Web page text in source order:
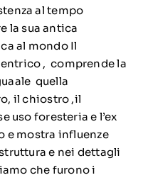
al tempo
la sua antica
al mondo Il
, comprende la
quella
il chiostro ,il
uso foresteria e l’ex
e mostra influenze
e nei dettagli
che furono i